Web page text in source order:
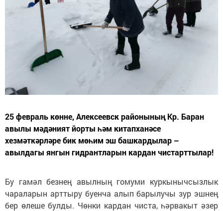
25 февраль көнне, Алексеевск районының Кр. Баран
авылы мәдәният йорты һәм китапханәсе
хезмәткәрләре бик мөһим эш башкардылар –
авылдагы янгын гидрантларын кардан чистарттылар!
Бу гамәл безнең авылның гомуми куркынычсызлык
чараларын арттыру буенча алып барылучы зур эшнең
бер өлеше булды. Чөнки кардан чиста, һәрвакыт әзер